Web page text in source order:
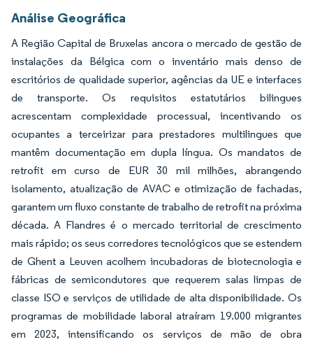
Análise Geográfica
A Região Capital de Bruxelas ancora o mercado de gestão de
instalações da Bélgica com o inventário mais denso de
escritórios de qualidade superior, agências da UE e interfaces
de transporte. Os requisitos estatutários bilingues
acrescentam complexidade processual, incentivando os
ocupantes a terceirizar para prestadores multilingues que
mantêm documentação em dupla língua. Os mandatos de
retrofit em curso de EUR 30 mil milhões, abrangendo
isolamento, atualização de AVAC e otimização de fachadas,
garantem um fluxo constante de trabalho de retrofit na próxima
década. A Flandres é o mercado territorial de crescimento
mais rápido; os seus corredores tecnológicos que se estendem
de Ghent a Leuven acolhem incubadoras de biotecnologia e
fábricas de semicondutores que requerem salas limpas de
classe ISO e serviços de utilidade de alta disponibilidade. Os
programas de mobilidade laboral atraíram 19.000 migrantes
em 2023, intensificando os serviços de mão de obra